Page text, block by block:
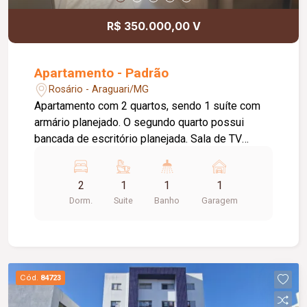
R$ 350.000,00 V
Apartamento - Padrão
Rosário - Araguari/MG
Apartamento com 2 quartos, sendo 1 suíte com
armário planejado. O segundo quarto possui
bancada de escritório planejada. Sala de TV
para televisão. Cozinha com armários planejados,
integrada à área de serviço. O imóvel conta ainda
com ar-condicionado e 1 vaga de garagem
2
Dorm.
1
Suite
1
Banho
1
Garagem
Cód. 84723